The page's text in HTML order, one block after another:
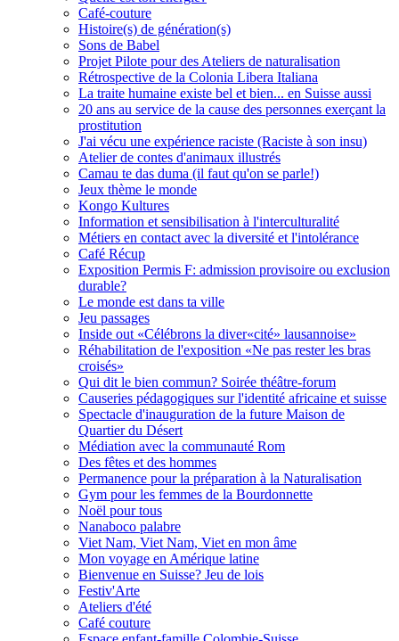
Café-couture
Histoire(s) de génération(s)
Sons de Babel
Projet Pilote pour des Ateliers de naturalisation
Rétrospective de la Colonia Libera Italiana
La traite humaine existe bel et bien... en Suisse aussi
20 ans au service de la cause des personnes exerçant la
prostitution
J'ai vécu une expérience raciste (Raciste à son insu)
Atelier de contes d'animaux illustrés
Camau te das duma (il faut qu'on se parle!)
Jeux thème le monde
Kongo Kultures
Information et sensibilisation à l'interculturalité
Métiers en contact avec la diversité et l'intolérance
Café Récup
Exposition Permis F: admission provisoire ou exclusion
durable?
Le monde est dans ta ville
Jeu passages
Inside out «Célébrons la diver«cité» lausannoise»
Réhabilitation de l'exposition «Ne pas rester les bras
croisés»
Qui dit le bien commun? Soirée théâtre-forum
Causeries pédagogiques sur l'identité africaine et suisse
Spectacle d'inauguration de la future Maison de
Quartier du Désert
Médiation avec la communauté Rom
Des fêtes et des hommes
Permanence pour la préparation à la Naturalisation
Gym pour les femmes de la Bourdonnette
Noël pour tous
Nanaboco palabre
Viet Nam, Viet Nam, Viet en mon âme
Mon voyage en Amérique latine
Bienvenue en Suisse? Jeu de lois
Festiv'Arte
Ateliers d'été
Café couture